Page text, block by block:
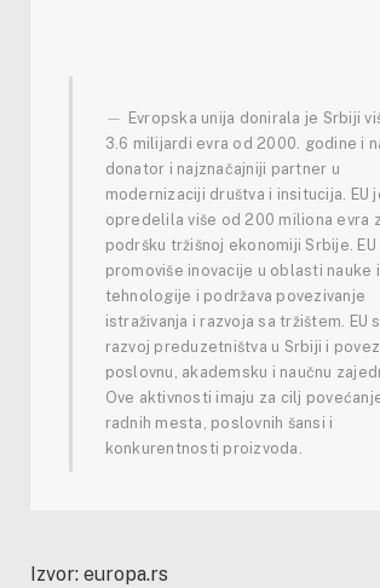
Evropska unija donirala je Srbiji
3.6 milijardi evra od 2000. godine i
donator i najznačajniji partner u
modernizaciji društva i insitucija. EU
opredelila više od 200 miliona evra
podršku tržišnoj ekonomiji Srbije. EU
promoviše inovacije u oblasti nauke i
tehnologije i podržava povezivanje
istraživanja i razvoja sa tržištem. EU
razvoj preduzetništva u Srbiji i
poslovnu, akademsku i naučnu
Ove aktivnosti imaju za cilj
radnih mesta, poslovnih šansi i
konkurentnosti proizvoda.
Izvor: europa.rs